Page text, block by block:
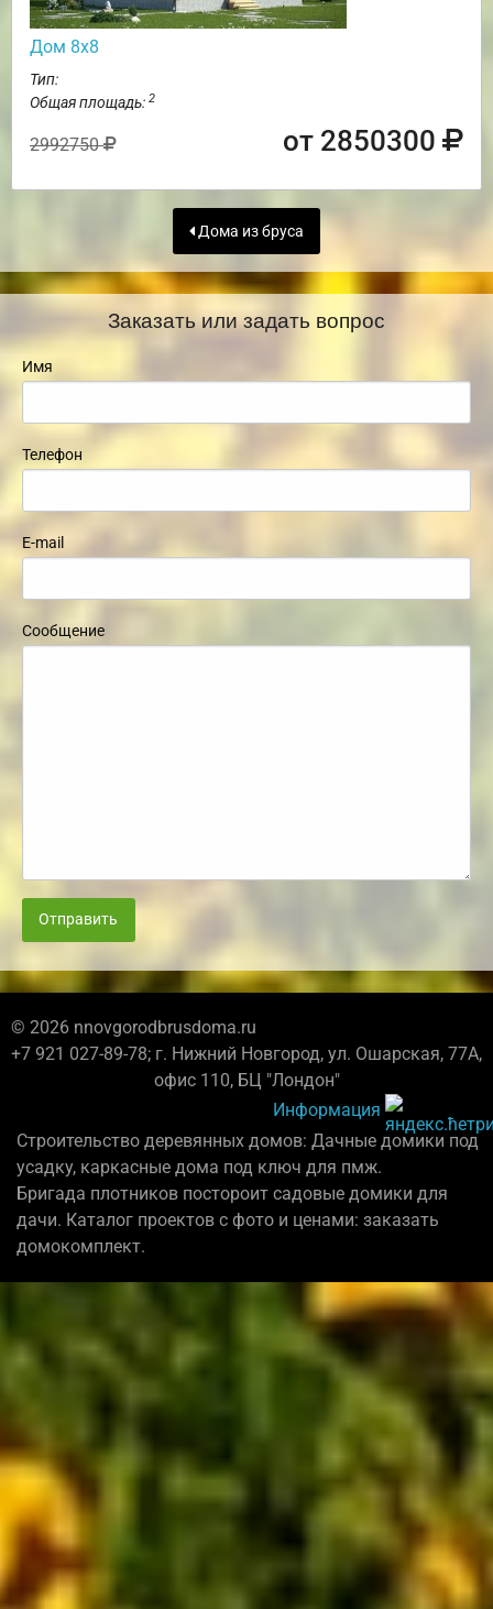
Дом 8х8
Тип:
Общая площадь: 2
2992750 от 2850300
Дома из бруса
Заказать или задать вопрос
Имя
Телефон
E-mail
Сообщение
Отправить
© 2026 nnovgorodbrusdoma.ru
+7 921 027-89-78; г. Нижний Новгород, ул. Ошарская, 77А,
офис 110, БЦ "Лондон"
Информация
Строительство деревянных домов: Дачные домики под
усадку, каркасные дома под ключ для пмж.
Бригада плотников постороит садовые домики для
дачи. Каталог проектов с фото и ценами: заказать
домокомплект.